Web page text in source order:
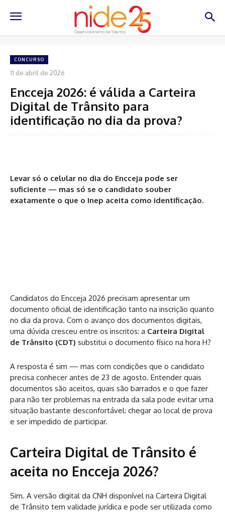
CONCURSO
11 de abril de 2026
Encceja 2026: é válida a Carteira
Digital de Trânsito para
identificação no dia da prova?
Levar só o celular no dia do Encceja pode ser
suficiente — mas só se o candidato souber
exatamente o que o Inep aceita como identificação.
Candidatos do Encceja 2026 precisam apresentar um
documento oficial de identificação tanto na inscrição quanto
no dia da prova. Com o avanço dos documentos digitais,
uma dúvida cresceu entre os inscritos: a Carteira Digital
de Trânsito (CDT) substitui o documento físico na hora H?
A resposta é sim — mas com condições que o candidato
precisa conhecer antes de 23 de agosto. Entender quais
documentos são aceitos, quais são barrados e o que fazer
para não ter problemas na entrada da sala pode evitar uma
situação bastante desconfortável: chegar ao local de prova
e ser impedido de participar.
Carteira Digital de Trânsito é
aceita no Encceja 2026?
Sim. A versão digital da CNH disponível na Carteira Digital
de Trânsito tem validade jurídica e pode ser utilizada como